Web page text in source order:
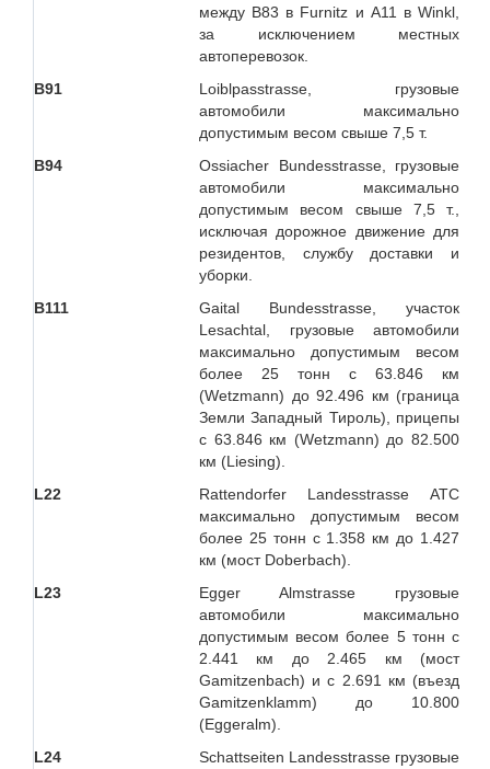
между В83 в Furnitz и А11 в Winkl,
за исключением местных
автоперевозок.
B91
Loiblpasstrasse, грузовые
автомобили максимально
допустимым весом свыше 7,5 т.
B94
Ossiacher Bundesstrasse, грузовые
автомобили максимально
допустимым весом свыше 7,5 т.,
исключая дорожное движение для
резидентов, службу доставки и
уборки.
B111
Gaital Bundesstrasse, участок
Lesachtal, грузовые автомобили
максимально допустимым весом
более 25 тонн с 63.846 км
(Wetzmann) до 92.496 км (граница
Земли Западный Тироль), прицепы
с 63.846 км (Wetzmann) до 82.500
км (Liesing).
L22
Rattendorfer Landesstrasse АТС
максимально допустимым весом
более 25 тонн с 1.358 км до 1.427
км (мост Doberbach).
L23
Egger Almstrasse грузовые
автомобили максимально
допустимым весом более 5 тонн с
2.441 км до 2.465 км (мост
Gamitzenbach) и с 2.691 км (въезд
Gamitzenklamm) до 10.800
(Eggeralm).
L24
Schattseiten Landesstrasse грузовые